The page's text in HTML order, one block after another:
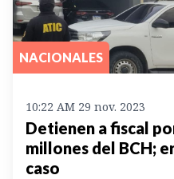
NACIONALES
10:22 AM 29 nov. 2023
Detienen a fiscal
millones del BCH;
caso